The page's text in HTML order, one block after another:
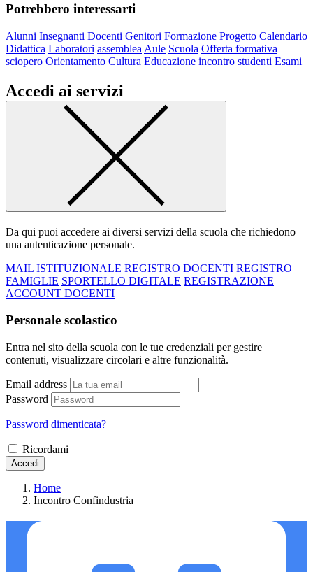
Potrebbero interessarti
Alunni Insegnanti Docenti Genitori Formazione Progetto Calendario
Didattica Laboratori assemblea Aule Scuola Offerta formativa
sciopero Orientamento Cultura Educazione incontro studenti Esami
Accedi ai servizi
Da qui puoi accedere ai diversi servizi della scuola che richiedono
una autenticazione personale.
MAIL ISTITUZIONALE REGISTRO DOCENTI REGISTRO
FAMIGLIE SPORTELLO DIGITALE REGISTRAZIONE
ACCOUNT DOCENTI
Personale scolastico
Entra nel sito della scuola con le tue credenziali per gestire
contenuti, visualizzare circolari e altre funzionalità.
Email address
Password
Password dimenticata?
Ricordami
Accedi
Home
Incontro Confindustria